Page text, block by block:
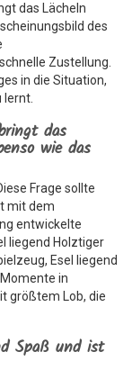
das Lächeln
des
Zustellung.
in die Situation,
das
wie das
Frage sollte
mit dem
entwickelte
liegend Holztiger
Esel liegend
in
größtem Lob, die
Spaß und ist